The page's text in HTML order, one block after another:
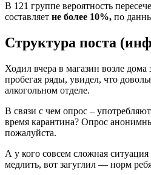
В 121 группе вероятность
составляет не более 10%, по
Структура поста
Ходил вчера в магазин возле
пробегая ряды, увидел, что
алкогольном отделе.
В связи с чем опрос –
время карантина? Опрос
пожалуйста.
А у кого совсем сложная ситуация
медлить, вот загуглил — норм